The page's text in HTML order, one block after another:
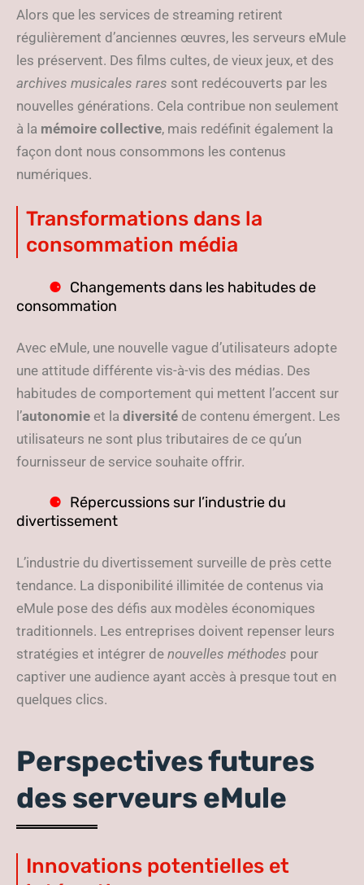
Alors que les services de streaming retirent
régulièrement d’anciennes œuvres, les serveurs eMule
les préservent. Des films cultes, de vieux jeux, et des
archives musicales rares sont redécouverts par les
nouvelles générations. Cela contribue non seulement
à la mémoire collective, mais redéfinit également la
façon dont nous consommons les contenus
numériques.
Transformations dans la
consommation média
Changements dans les habitudes de
consommation
Avec eMule, une nouvelle vague d’utilisateurs adopte
une attitude différente vis-à-vis des médias. Des
habitudes de comportement qui mettent l’accent sur
l’autonomie et la diversité de contenu émergent. Les
utilisateurs ne sont plus tributaires de ce qu’un
fournisseur de service souhaite offrir.
Répercussions sur l’industrie du
divertissement
L’industrie du divertissement surveille de près cette
tendance. La disponibilité illimitée de contenus via
eMule pose des défis aux modèles économiques
traditionnels. Les entreprises doivent repenser leurs
stratégies et intégrer de nouvelles méthodes pour
captiver une audience ayant accès à presque tout en
quelques clics.
Perspectives futures
des serveurs eMule
Innovations potentielles et